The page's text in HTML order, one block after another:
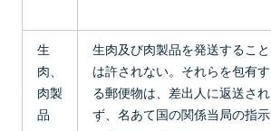
生
肉、
肉製
品
生肉及び肉製品を発送すること
は許されない。それらを包有す
る郵便物は、差出人に返送され
ず、名あて国の関係当局の指示